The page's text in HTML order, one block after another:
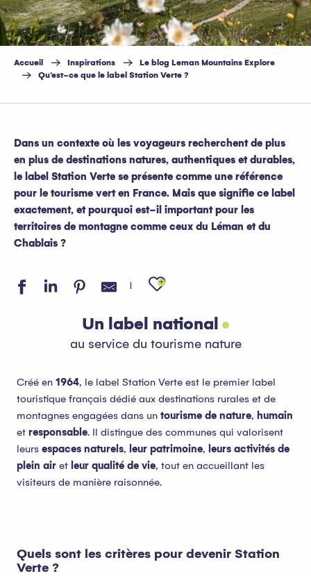
Accueil Inspirations
Le blog Leman Mountains Explore
Qu’est-ce que le label Station Verte ?
Dans un contexte où les voyageurs recherchent de plus
en plus de destinations natures, authentiques et durables,
le label Station Verte se présente comme une référence
pour le tourisme vert en France. Mais que signifie ce label
exactement, et pourquoi est-il important pour les
territoires de montagne comme ceux du Léman et du
Chablais ?
Ajouter aux
Un label national
au service du tourisme nature
Créé en 1964, le label Station Verte est le premier label
touristique français dédié aux destinations rurales et de
montagnes engagées dans un tourisme de nature, humain
et responsable. Il distingue des communes qui valorisent
leurs espaces naturels, leur patrimoine, leurs activités de
plein air et leur qualité de vie, tout en accueillant les
visiteurs de manière raisonnée.
Quels sont les critères pour devenir Station
Verte ?